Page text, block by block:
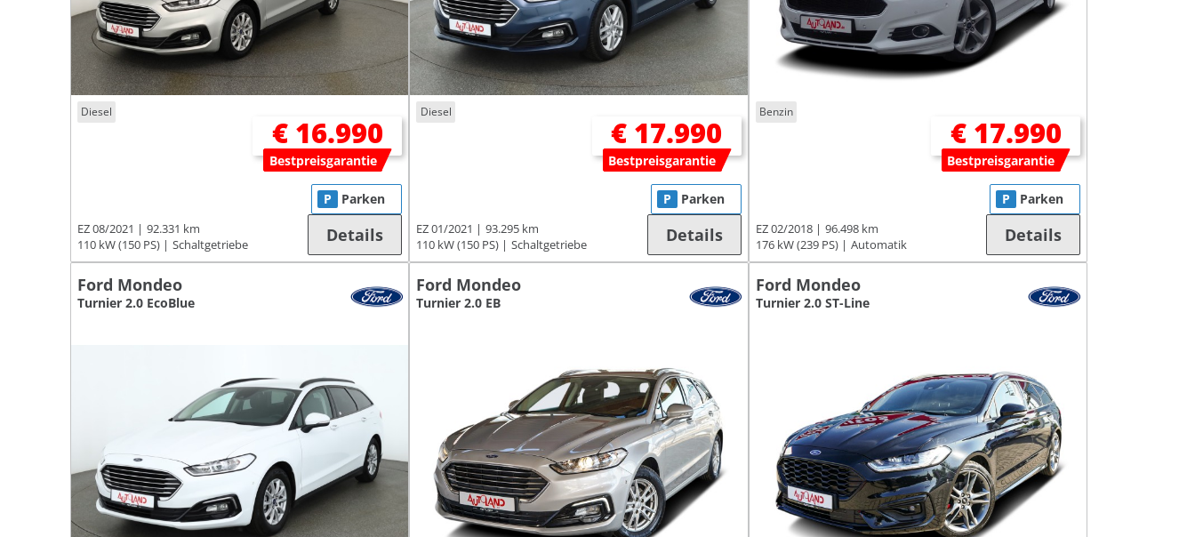
Diesel
€ 16.990
Bestpreisgarantie
EZ 08/2021
92.331 km
110 kW (150 PS)
Schaltgetriebe
P Parken
Details
Diesel
€ 17.990
Bestpreisgarantie
EZ 01/2021
93.295 km
110 kW (150 PS)
Schaltgetriebe
P Parken
Details
Benzin
€ 17.990
Bestpreisgarantie
EZ 02/2018
96.498 km
176 kW (239 PS)
Automatik
P Parken
Details
Ford Mondeo
Turnier 2.0 EcoBlue
Ford Mondeo
Turnier 2.0 EB
Ford Mondeo
Turnier 2.0 ST-Line